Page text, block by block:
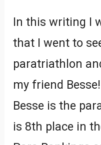
In this writing I
that I went to
paratriathlon
my friend
Besse is the
is 8th place in